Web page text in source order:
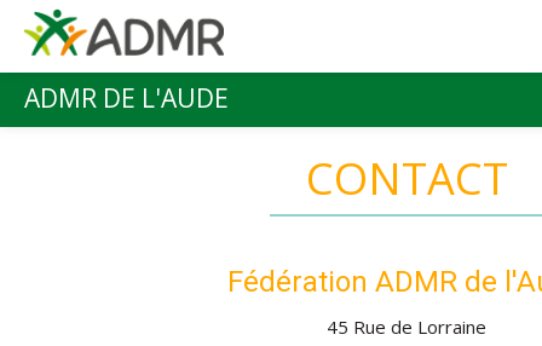
Aller au contenu principal
ADMR DE L'AUDE
CONTACT
Fédération ADMR de
45 Rue de Lorraine